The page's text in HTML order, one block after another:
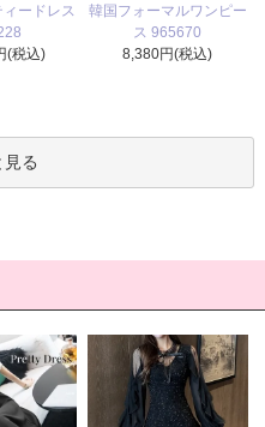
ードレス
(税込)
韓国フォーマルワンピー
ス 965670
8,380円(税込)
見る